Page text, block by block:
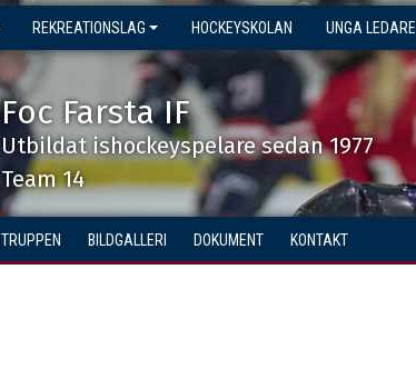
REKREATIONSLAG HOCKEYSKOLAN UNGA LEDARE
Foc Farsta IF
Utbildat ishockeyspelare sedan 1977
Team 14
TRUPPEN BILDGALLERI DOKUMENT KONTAKT